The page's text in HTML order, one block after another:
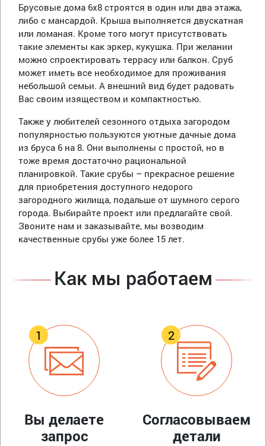
Брусовые дома 6х8 строятся в один или два этажа,
либо с мансардой. Крыша выполняется двускатная
или ломаная. Кроме того могут присутствовать
такие элементы как эркер, кукушка. При желании
можно спроектировать террасу или балкон. Сруб
может иметь все необходимое для проживания
небольшой семьи. А внешний вид будет радовать
Вас своим изяществом и компактностью.
Также у любителей сезонного отдыха загородом
популярностью пользуются уютные дачные дома
из бруса 6 на 8. Они выполнены с простой, но в
тоже время достаточно рациональной
планировкой. Такие срубы – прекрасное решение
для приобретения доступного недорого
загородного жилища, подальше от шумного серого
города. Выбирайте проект или предлагайте свой.
Звоните нам и заказывайте, мы возводим
качественные срубы уже более 15 лет.
Как мы работаем
Вы делаете
запрос
Согласовываем
детали